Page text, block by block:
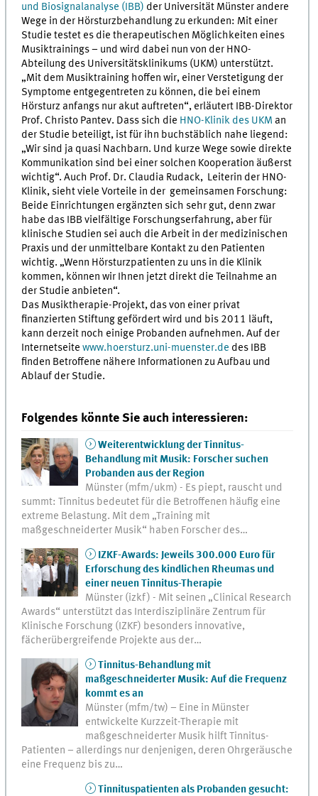
und Biosignalanalyse (IBB) der Universität Münster andere
Wege in der Hörsturzbehandlung zu erkunden: Mit einer
Studie testet es die therapeutischen Möglichkeiten eines
Musiktrainings – und wird dabei nun von der HNO-
Abteilung des Universitätsklinikums (UKM) unterstützt.
„Mit dem Musiktraining hoffen wir, einer Verstetigung der
Symptome entgegentreten zu können, die bei einem
Hörsturz anfangs nur akut auftreten“, erläutert IBB-Direktor
Prof. Christo Pantev. Dass sich die HNO-Klinik des UKM an
der Studie beteiligt, ist für ihn buchstäblich nahe liegend:
„Wir sind ja quasi Nachbarn. Und kurze Wege sowie direkte
Kommunikation sind bei einer solchen Kooperation äußerst
wichtig“. Auch Prof. Dr. Claudia Rudack, Leiterin der HNO-
Klinik, sieht viele Vorteile in der gemeinsamen Forschung:
Beide Einrichtungen ergänzten sich sehr gut, denn zwar
habe das IBB vielfältige Forschungserfahrung, aber für
klinische Studien sei auch die Arbeit in der medizinischen
Praxis und der unmittelbare Kontakt zu den Patienten
wichtig. „Wenn Hörsturzpatienten zu uns in die Klinik
kommen, können wir Ihnen jetzt direkt die Teilnahme an
der Studie anbieten“.
Das Musiktherapie-Projekt, das von einer privat
finanzierten Stiftung gefördert wird und bis 2011 läuft,
kann derzeit noch einige Probanden aufnehmen. Auf der
Internetseitewww.hoersturz.uni-muenster.de des IBB
finden Betroffene nähere Informationen zu Aufbau und
Ablauf der Studie.
Folgendes könnte Sie auch interessieren:
Weiterentwicklung der Tinnitus-
Behandlung mit Musik: Forscher suchen
Probanden aus der Region
Münster (mfm/ukm) - Es piept, rauscht und
summt: Tinnitus bedeutet für die Betroffenen häufig eine
extreme Belastung. Mit dem „Training mit
maßgeschneiderter Musik“ haben Forscher des…
IZKF-Awards: Jeweils 300.000 Euro für
Erforschung des kindlichen Rheumas und
einer neuen Tinnitus-Therapie
Münster (izkf) - Mit seinen „Clinical Research
Awards“ unterstützt das Interdisziplinäre Zentrum für
Klinische Forschung (IZKF) besonders innovative,
fächerübergreifende Projekte aus der…
Tinnitus-Behandlung mit
maßgeschneiderter Musik: Auf die Frequenz
kommt es an
Münster (mfm/tw) – Eine in Münster
entwickelte Kurzzeit-Therapie mit
maßgeschneiderter Musik hilft Tinnitus-
Patienten – allerdings nur denjenigen, deren Ohrgeräusche
eine Frequenz bis zu…
Tinnituspatienten als Probanden gesucht: